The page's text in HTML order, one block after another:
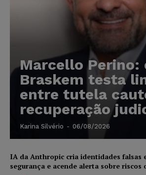
Marcello Perino:
Braskem testa
entre tutela
recuperação
Karina Silvério - 06/08/2026
IA da Anthropic cria identidades falsas
segurança e acende alerta sobre riscos